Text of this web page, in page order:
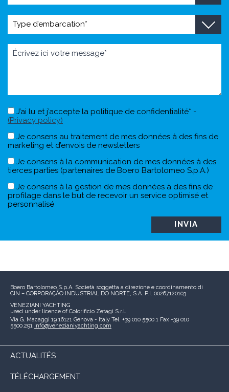
J’ai lu et j’accepte la politique de confidentialité* -
(Privacy policy)
Je consens au traitement de mes données à des fins de
marketing et d’envois de newsletters
Je consens à la communication de mes données à des
tierces parties (partenaires de Boero Bartolomeo S.p.A.)
Je consens à la gestion de mes données à des fins de
profilage dans le but de recevoir un service optimisé et
personnalisé
Boero Bartolomeo S.p.A. Società soggetta a direzione e coordinamento di
CIN – CORPORAÇÃO INDUSTRIAL DO NORTE, S.A. P.I. 00267120103
VENEZIANI YACHTING
used under licence of Colorificio Zetagi S.r.l.
Via G. Macaggi 19 16121 Genova - Italy Tel. +39 010 5500.1 Fax +39 010
5500.291 info@venezianiyachting.com
ACTUALITÉS
TÉLÉCHARGEMENT